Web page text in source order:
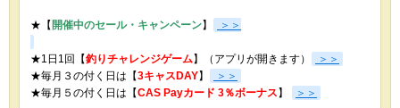
★【 開催中のセール・キャンペーン】 ＞＞
★1日1回【釣りチャレンジゲーム】（アプリが開きます）
＞＞
★毎月３の付く日は【3キャスDAY】
＞＞
★毎月５の付く日は【CAS Payカード 3％ボーナス 】 ＞＞